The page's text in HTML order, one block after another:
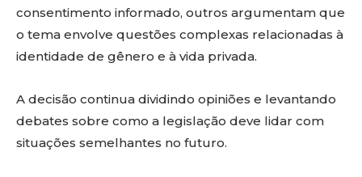
consentimento informado, outros argumentam que
o tema envolve questões complexas relacionadas à
identidade de gênero e à vida privada.
A decisão continua dividindo opiniões e levantando
debates sobre como a legislação deve lidar com
situações semelhantes no futuro.